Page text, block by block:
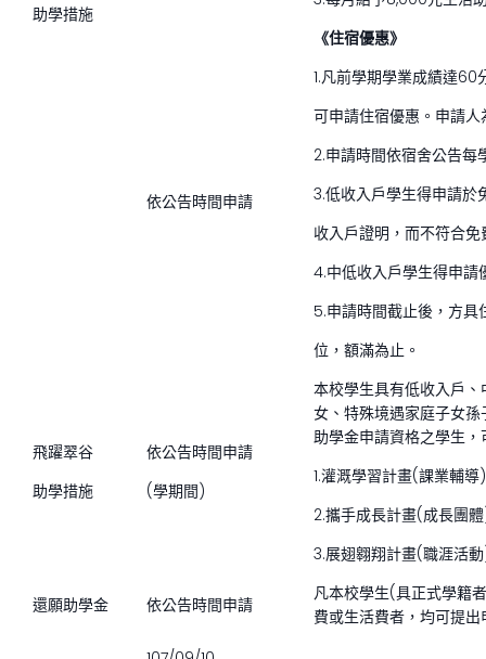
助學措施
依公告時間申請
《住宿優惠》
1.凡前學期學業成績達
可申請住宿優惠。申請
2.申請時間依宿舍公告每
3.低收入戶學生得申請於
收入戶證明，而不符合
4.中低收入戶學生得申請
5.申請時間截止後，方
位，額滿為止。
飛躍翠谷
助學措施
依公告時間申請
(學期間)
本校學生具有低收入戶
女、特殊境遇家庭子女
助學金申請資格之學生
1.灌溉學習計畫(課業輔
2.攜手成長計畫(成長團
3.展翅翱翔計畫(職涯活
還願助學金 依公告時間申請
凡本校學生(具正式學籍
費或生活費者，均可提出